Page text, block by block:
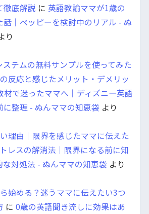
徹底解説 に 英語教諭ママが1歳の
話｜ペッピーを検討中のリアル - ぬ
り
テムの無料サンプルを使ってみた
反応と感じたメリット・デメリッ
材で迷ったママへ｜ディズニー英語
に整理 - ぬんママの知恵袋 より
理由｜限界を感じたママに伝えた
レスの解消法｜限界になる前に知
な対処法 - ぬんママの知恵袋 より
始める？迷うママに伝えたい3つ
に 0歳の英語聞き流しに効果はあ